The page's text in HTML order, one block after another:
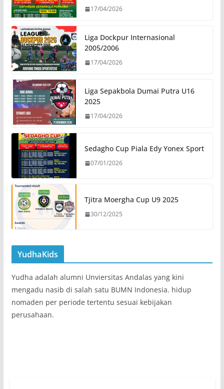
17/04/2026
Liga Dockpur Internasional
2005/2006
17/04/2026
Liga Sepakbola Dumai Putra U16
2025
17/04/2026
Sedagho Cup Piala Edy Yonex Sport
07/01/2026
Tjitra Moergha Cup U9 2025
30/12/2025
YudhaKids
Yudha adalah alumni Unviersitas Andalas yang kini
mengadu nasib di salah satu BUMN Indonesia. hidup
nomaden per periode tertentu sesuai kebijakan
perusahaan.